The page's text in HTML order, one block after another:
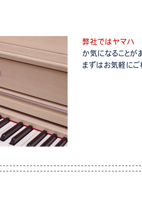
弊社ではヤマハ
か気になることが
まずはお気軽にご